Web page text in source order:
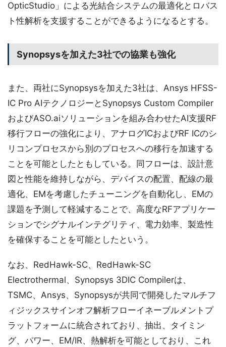
OpticStudio」による光結合システムの最適化とロバス
ト性解析を支援することができるようになるとする。
Synopsysを加えた3社での協業も強化
また、両社にSynopsysを加えた3社は、Ansys HFSS-
IC Pro AIテクノロジーとSynopsys Custom Compiler
およびASO.aiソリューションを組み合わせたAI支援RF
移行フローの強化により、アナログICおよびRF ICのシ
リコンプロセスから別のプロセスへの移行を加速する
ことを可能としたともしている。同フローは、設計意
図と性能を維持しながら、デバイスの配置、配線の最
適化、EMを考慮したチューニングを自動化し、EMの
課題を予測して軽減することで、高度なRFアプリケー
ションでシグナルインテグリティ、電力効率、製造性
を確保することを可能としたという。
なお、RedHawk-SC、RedHawk-SC
Electrothermal、Synopsys 3DIC Compilerは、
TSMC、Ansys、Synopsysが共同で開発したマルチフ
ィジックスサインオフ解析フローイネーブルメントプ
ラットフォームに統合されており、抽出、タイミン
グ、パワー、EM/IR、熱解析を可能としており、これ